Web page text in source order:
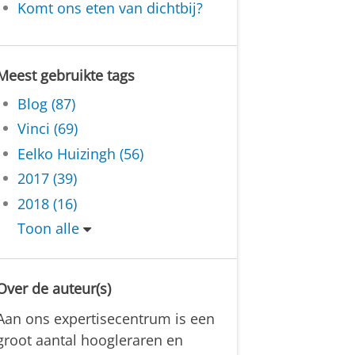
Komt ons eten van dichtbij?
gebruikte tags
Blog (87)
Vinci (69)
Eelko Huizingh (56)
2017 (39)
2018 (16)
Toon alle
de auteur(s)
ons expertisecentrum is een
aantal hoogleraren en